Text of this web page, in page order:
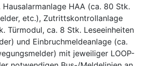
Hausalarmanlage HAA (ca. 80 Stk.
etc.), Zutrittskontrollanlage
Türmodul, ca. 8 Stk. Leseeinheiten
und Einbruchmeldeanlage (ca.
mit jeweiliger LOOP-